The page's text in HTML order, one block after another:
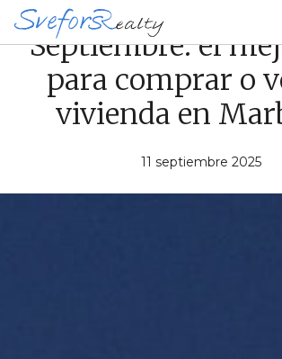
Septiembre: el
para comprar o
vivienda en
11 septiembre 2025